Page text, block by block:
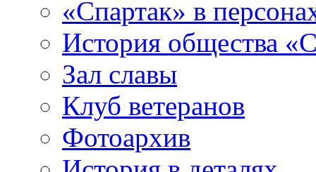
«Спартак» в
История общества
Зал славы
Клуб ветеранов
Фотоархив